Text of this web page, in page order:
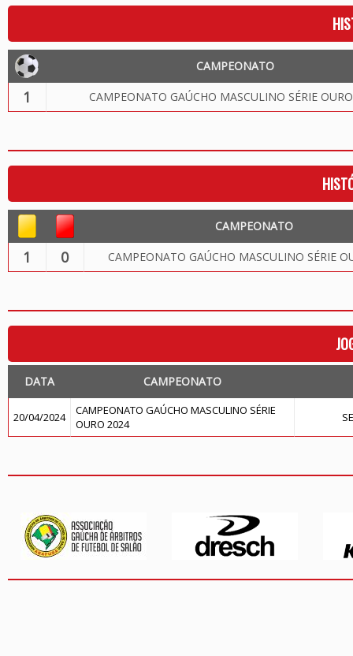
CAMPEONATO
1 CAMPEONATO GAÚCHO MASCULINO SÉRIE
CAMPEONATO
1 0 CAMPEONATO GAÚCHO MASCULINO SÉRIE
DATA CAMPEONATO
20/04/2024
CAMPEONATO GAÚCHO MASCULINO SÉRIE
OURO 2024